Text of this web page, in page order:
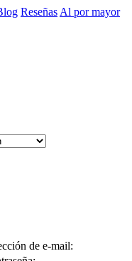
Reseñas Al por mayor
de e-mail: